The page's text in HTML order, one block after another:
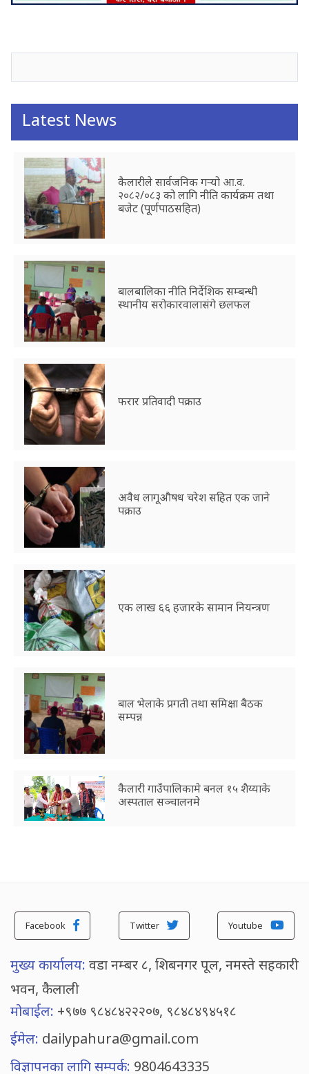
Latest News
कैलारीले सार्वजनिक गर्‍यो आ.व.
२०८२/०८३ को लागि नीति कार्यक्रम तथा
बजेट (पूर्णपाठसहित)
बालबालिका नीति निर्देशिक सम्बन्धी
स्थानीय सरोकारवालासंगे छलफल
फरार प्रतिवादी पक्राउ
अवैध लागूऔषध चरेश सहित एक जाने
पक्राउ
एक लाख ६६ हजारके सामान नियन्त्रण
बाल भेलाके प्रगती तथा समिक्षा बैठक
सम्पन्न
कैलारी गाउँपालिकामे बनल १५ शैय्याके
अस्पताल सञ्चालनमे
Facebook Twitter Youtube
मुख्य कार्यालय: वडा नम्बर ८, शिबनगर पूल, नमस्ते सहकारी
भवन, कैलाली
मोबाईल: +९७७ ९८४८४२२२०७, ९८४८४९४५१८
ईमेल: dailypahura@gmail.com
विज्ञापनका लागि सम्पर्क: 9804643335